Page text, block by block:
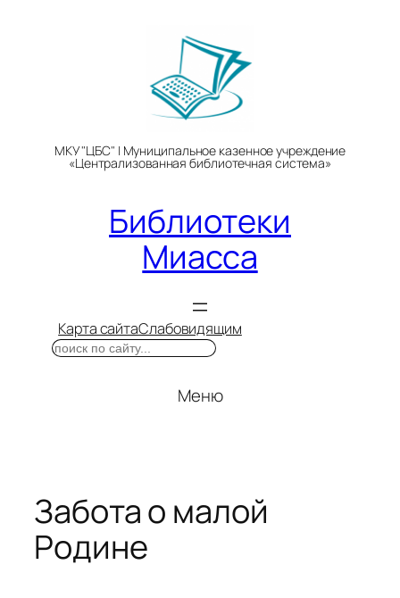
МКУ "ЦБС" | Муниципальное казенное учреждение
«Централизованная библиотечная система»
Библиотеки
Миасса
Карта сайтаСлабовидящим
Поиск
Меню
Забота о малой
Родине